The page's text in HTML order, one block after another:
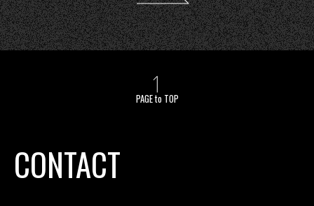
PAGE to TOP
CONTACT